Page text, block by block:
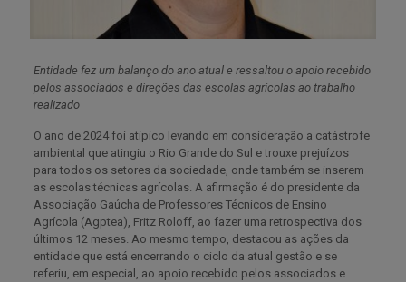
Entidade fez um balanço do ano atual e ressaltou o apoio recebido
pelos associados e direções das escolas agrícolas ao trabalho
realizado
O ano de 2024 foi atípico levando em consideração a catástrofe
ambiental que atingiu o Rio Grande do Sul e trouxe prejuízos
para todos os setores da sociedade, onde também se inserem
as escolas técnicas agrícolas. A afirmação é do presidente da
Associação Gaúcha de Professores Técnicos de Ensino
Agrícola (Agptea), Fritz Roloff, ao fazer uma retrospectiva dos
últimos 12 meses. Ao mesmo tempo, destacou as ações da
entidade que está encerrando o ciclo da atual gestão e se
referiu, em especial, ao apoio recebido pelos associados e